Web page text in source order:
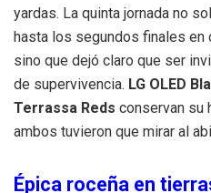
yardas. La quinta jornada no
hasta los segundos finales
sino que dejó claro que ser
de supervivencia. LG OLED
Terrassa Reds conservan su
ambos tuvieron que mirar al
Épica roceña en